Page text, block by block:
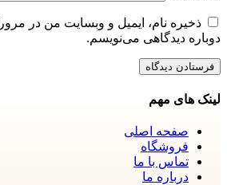
ذخیره نام، ایمیل و وبسایت من در
دوباره دیدگاهی می‌نویسم.
لینک های مهم
صفحه اصلی
فروشگاه
تماس با ما
درباره ما